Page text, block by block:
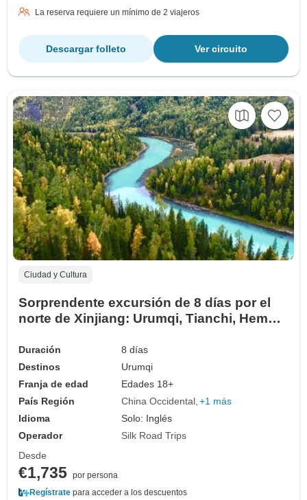
La reserva requiere un mínimo de 2 viajeros
Ver circuito
Descargar folleto
Ciudad y Cultura
Sorprendente excursión de 8 días por el
norte de Xinjiang: Urumqi, Tianchi, Hemu,
Dushanzi
Duración
8 días
Destinos
Urumqi
Franja de edad
Edades 18+
País Región
China Occidental +1 más
Idioma
Solo: Inglés
Operador
Silk Road Trips
Desde
€1,735 por persona
Regístrate para acceder a los descuentos